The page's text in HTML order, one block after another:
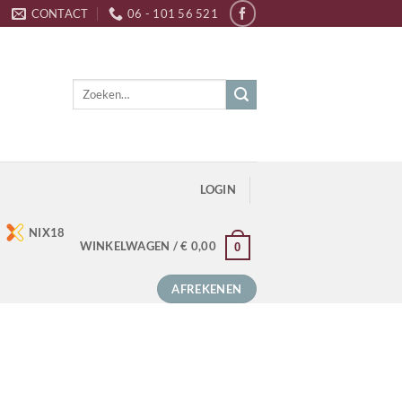
CONTACT 06 - 101 56 521
Zoeken
NIX18
LOGIN
WINKELWAGEN /€ 0,00 0
AFREKENEN